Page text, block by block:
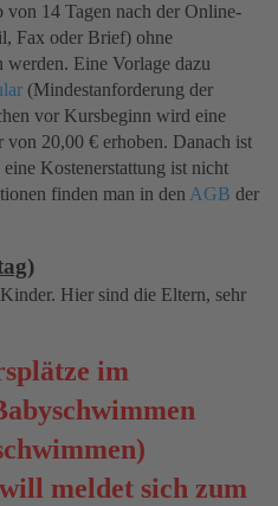
14 Tagen nach der Online-
Fax oder Brief) ohne
Eine Vorlage dazu
(Mindestanforderung der
vor Kursbeginn wird eine
von 20,00 € erhoben. Danach ist
Kostenerstattung ist nicht
finden man in den AGB der
Hier sind die Eltern, sehr
im
meldet sich zum